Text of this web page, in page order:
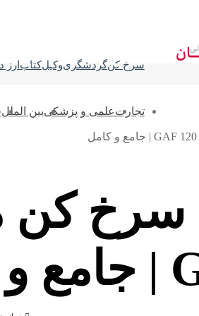
سرخ کنگردشگریوکیلکتاب ارز
تجارتعلمی و پزشکیبین الملل
سرخ کن